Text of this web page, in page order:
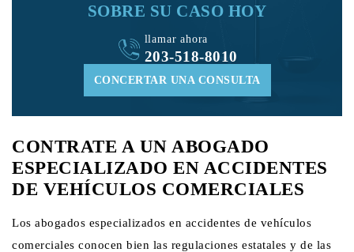
SOBRE SU CASO HOY
CONCERTAR UNA CONSULTA
llamar ahora
203-518-8010
CONTRATE A UN ABOGADO
ESPECIALIZADO EN ACCIDENTES
DE VEHÍCULOS COMERCIALES
Los abogados especializados en accidentes de vehículos
comerciales conocen bien las regulaciones estatales y de las